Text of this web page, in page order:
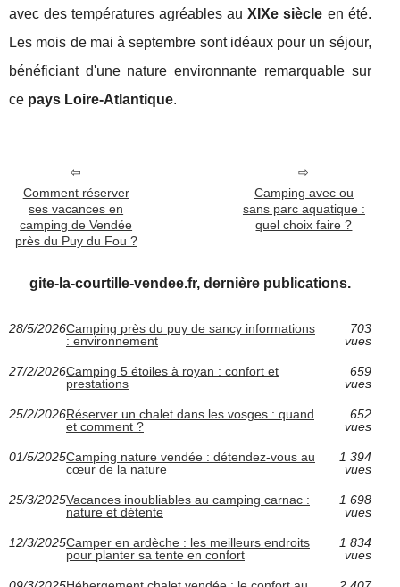
avec des températures agréables auXIXe siècle en été.
Les mois de mai à septembre sont idéaux pour un séjour,
bénéficiant d'une nature environnante remarquable sur
ce pays Loire-Atlantique.
Comment réserver
ses vacances en
camping de Vendée
près du Puy du Fou ?
Camping avec ou
sans parc aquatique :
quel choix faire ?
gite-la-courtille-vendee.fr, dernière publications.
28/5/2026Camping près du puy de sancy informations
: environnement
703
vues
27/2/2026Camping 5 étoiles à royan : confort et
prestations
659
vues
25/2/2026Réserver un chalet dans les vosges : quand
et comment ?
652
vues
01/5/2025Camping nature vendée : détendez-vous au
cœur de la nature
1 394
vues
25/3/2025Vacances inoubliables au camping carnac :
nature et détente
1 698
vues
12/3/2025Camper en ardèche : les meilleurs endroits
pour planter sa tente en confort
1 834
vues